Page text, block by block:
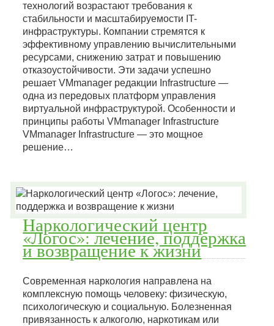
технологий возрастают требования к
стабильности и масштабируемости IT-
инфраструктуры. Компании стремятся к
эффективному управлению вычислительными
ресурсами, снижению затрат и повышению
отказоустойчивости. Эти задачи успешно
решает VMmanager редакции Infrastructure —
одна из передовых платформ управления
виртуальной инфраструктурой. Особенности и
принципы работы VMmanager Infrastructure
VMmanager Infrastructure — это мощное
решение…
Наркологический центр
«Логос»: лечение, поддержка
и возвращение к жизни
Современная наркология направлена на
комплексную помощь человеку: физическую,
психологическую и социальную. Болезненная
привязанность к алкоголю, наркотикам или